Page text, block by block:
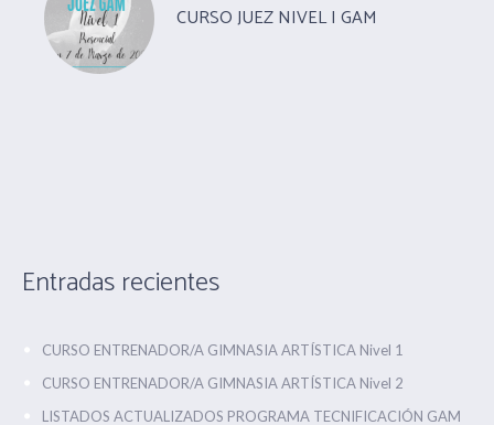
CURSO JUEZ NIVEL I GAM
Entradas recientes
CURSO ENTRENADOR/A GIMNASIA ARTÍSTICA Nivel 1
CURSO ENTRENADOR/A GIMNASIA ARTÍSTICA Nivel 2
LISTADOS ACTUALIZADOS PROGRAMA TECNIFICACIÓN GAM